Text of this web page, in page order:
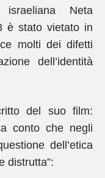
Neta
è stato vietato in
molti dei difetti
dell’identità
del suo film:
conto che negli
dell’etica
distrutta”: